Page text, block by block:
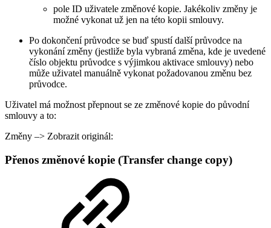
pole ID uživatele změnové kopie. Jakékoliv změny je
možné vykonat už jen na této kopii smlouvy.
Po dokončení průvodce se buď spustí další průvodce na
vykonání změny (jestliže byla vybraná změna, kde je uvedené
číslo objektu průvodce s výjimkou aktivace smlouvy) nebo
může uživatel manuálně vykonat požadovanou změnu bez
průvodce.
Uživatel má možnost přepnout se ze změnové kopie do původní
smlouvy a to:
Změny –> Zobrazit originál:
Přenos změnové kopie (Transfer change copy)